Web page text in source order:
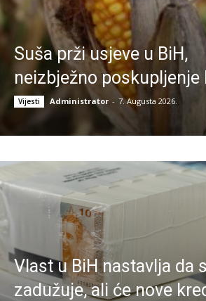
Suša prži usjeve u BiH,
neizbježno poskupljenje
Vijesti Administrator - 7. Augusta 2026.
Vlast u BiH nastavlja da
zadužuje, ali će nove